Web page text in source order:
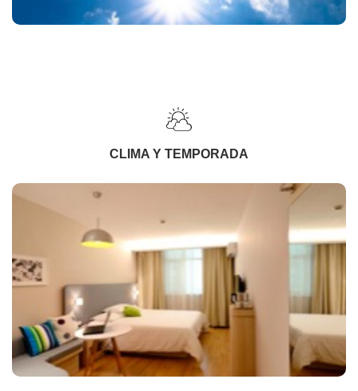
CLIMA Y TEMPORADA